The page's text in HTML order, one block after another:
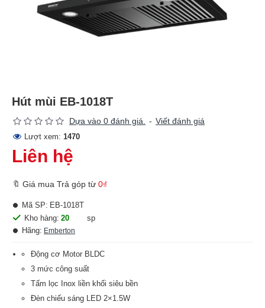
Hút mùi EB-1018T
Dựa vào 0 đánh giá. - Viết đánh giá
Lượt xem: 1470
Liên hệ
🔖 Giá mua Trả góp từ 0₫
Kho hàng: 20
sp
Hãng: Emberton
Mã SP: EB-1018T
Động cơ Motor BLDC
3 mức công suất
Tấm lọc Inox liền khối siêu bền
Đèn chiếu sáng LED 2×1.5W